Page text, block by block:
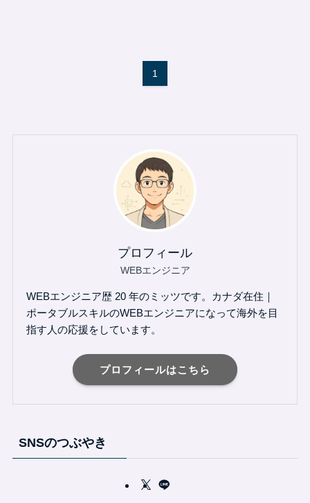
1
プロフィール
WEBエンジニア
WEBエンジニア歴 20 年のミッツです。カナダ在住｜
ポータブルスキルのWEBエンジニアになって海外を目
指す人の応援をしています。
プロフィールはこちら
SNSのつぶやき